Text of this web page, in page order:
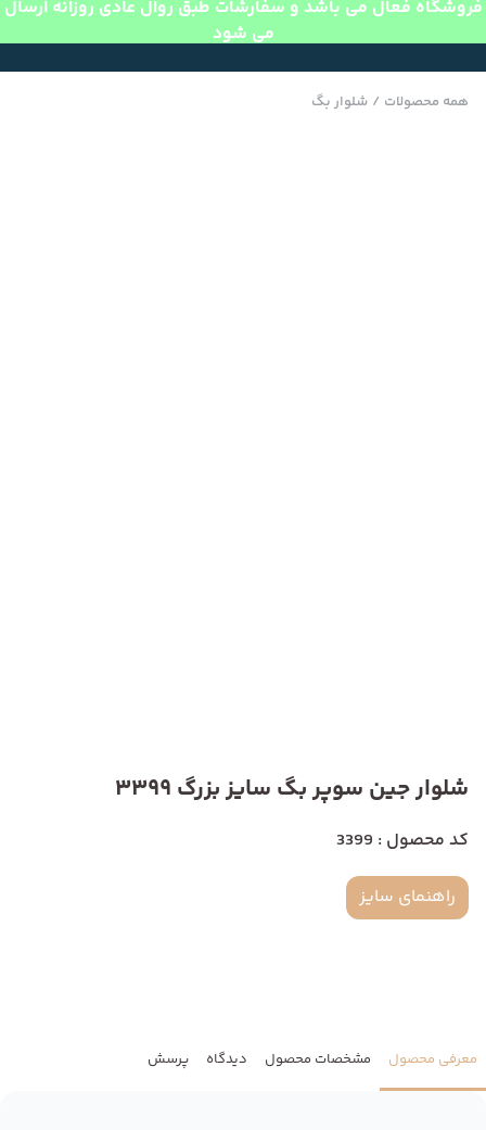
فروشگاه فعال می باشد و سفارشات طبق روال عادی روزانه ارسال
می شود
همه محصولات / شلوار بگ
شلوار جین سوپر بگ سایز بزرگ 3399
کد محصول : 3399
راهنمای سایز
معرفی محصول مشخصات محصول دیدگاه پرسش